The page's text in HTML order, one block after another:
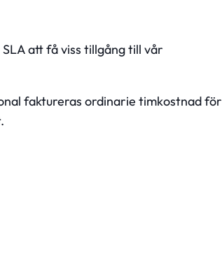
att få viss tillgång till vår
faktureras ordinarie timkostnad för